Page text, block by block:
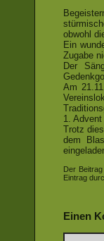
obwohl
Ein
Zugabe
Der
Am
1.
Trotz
dem
Der
Eintrag
Einen